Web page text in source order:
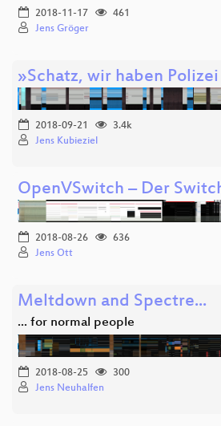
2018-11-17
461
Jens Gröger
»Schatz, wir haben
2018-09-21
3.4k
Jens Kubieziel
OpenVSwitch – Der
2018-08-26
636
Jens Ott
Meltdown and Spectre...
... for normal people
2018-08-25
300
Jens Neuhalfen